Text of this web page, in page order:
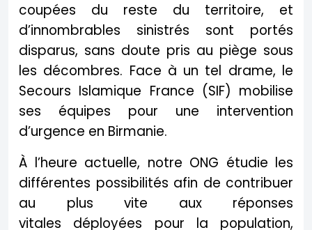
coupées du reste du territoire, et
d’innombrables sinistrés sont portés
disparus, sans doute pris au piège sous
les décombres. Face à un tel drame, le
Secours Islamique France (SIF) mobilise
ses équipes pour une intervention
d’urgence en Birmanie.
À l’heure actuelle, notre ONG étudie les
différentes possibilités afin de contribuer
au plus vite aux réponses
vitales déployées pour la population,